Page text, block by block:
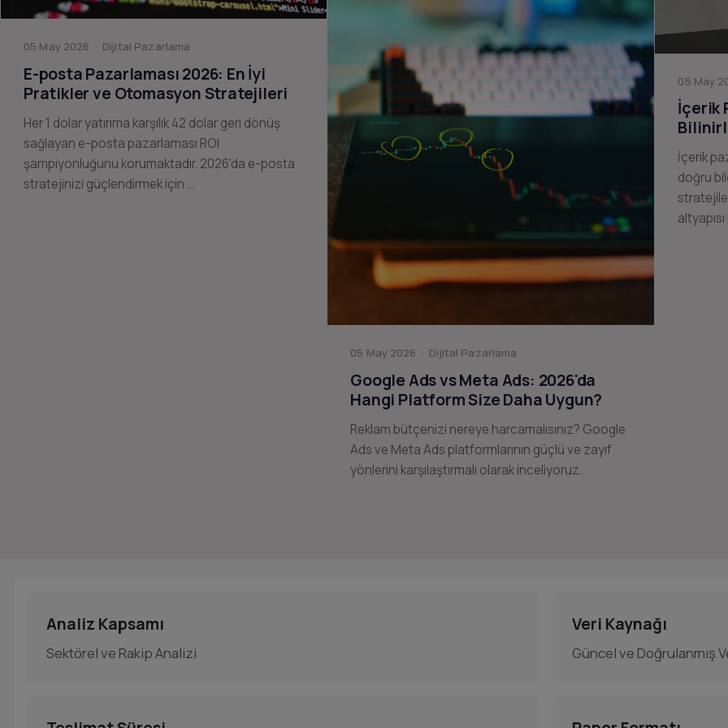
05 May 2026 · Dijital Pazarlama
E-posta Pazarlaması 2026: En İyi
Pratikler ve Otomasyon Stratejileri
Her 1 dolar yatırıma karşılık 42 dolar geri dönüş
sağlayan e-posta pazarlaması ROI
şampiyonluğunu korumaktadır. 2026'da e-posta
stratejinizi güçlendirmek için …
05 May 2026 · Dijital Pazarlama
Google Ads vs Meta Ads: 2026'da
Hangi Platform Size Daha Uygun?
Reklam bütçenizi nereye harcamalısınız? Google
Ads ve Meta Ads platformlarının güçlü ve zayıf
yönlerini karşılaştırmalı olarak inceliyoruz.
05 May
İçerik
İçerik
doğru
Analiz Kapsamı
Sektörel ve Rakip Analizi
Veri Kaynağı
Güncel ve Doğrulanmış